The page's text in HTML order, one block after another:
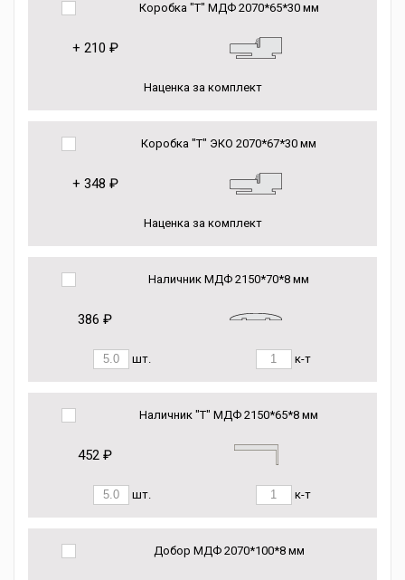
Коробка "Т" МДФ 2070*65*30 мм
+ 210 ₽
Наценка за комплект
Коробка "Т" ЭКО 2070*67*30 мм
+ 348 ₽
Наценка за комплект
Наличник МДФ 2150*70*8 мм
386 ₽
шт. к-т
Наличник "Т" МДФ 2150*65*8 мм
452 ₽
шт. к-т
Добор МДФ 2070*100*8 мм